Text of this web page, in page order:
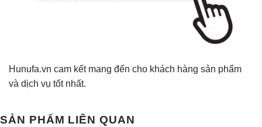
Hunufa.vn cam kết mang đến cho khách hàng sản phẩm
và dịch vụ tốt nhất.
SẢN PHẨM LIÊN QUAN